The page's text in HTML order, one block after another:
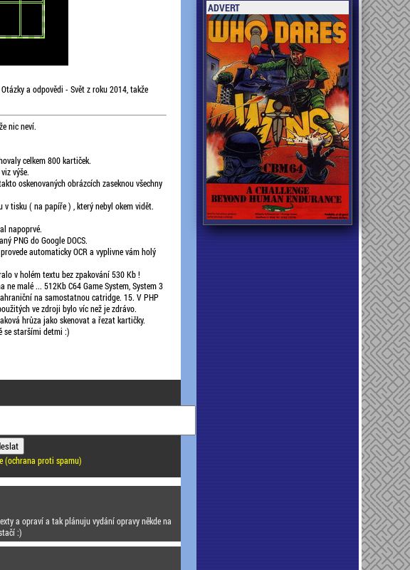
a odpovědi - Svět z roku 2014, takže
nic neví.
celkem 800 kartiček.
výše.
oskenovaných obrázcích zaseknou všechny
tisku ( na papíře ) , který nebyl okem vidět.
napoprvé.
PNG do Google DOCS.
automaticky OCR a vyplivne vám holý
v holém textu bez zpakování 530 Kb !
malé ... 512Kb C64 Game System, System 3
na samostatnou catridge. 15. V PHP
ve zdroji bylo víc než je zdrávo.
hrůza jako skenovat a řezat kartičky.
se staršími detmi :)
(ochrana proti spamu)
a opraví a tak plánuju vydání opravy někde na
:)
ADVERT